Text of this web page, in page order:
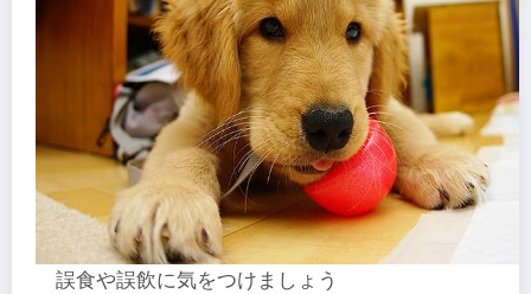
誤食や誤飲に気をつけましょう